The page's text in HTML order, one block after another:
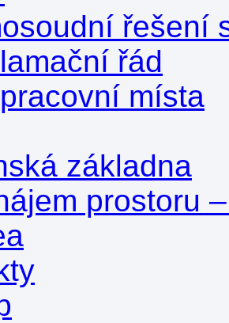
řešení
řád
místa
základna
prostoru